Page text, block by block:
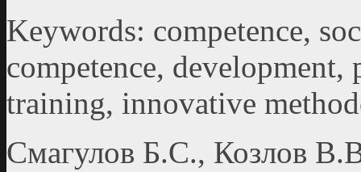
Keywords: competence,
competence,
training, innovative
Смагулов Б.С., Козлов